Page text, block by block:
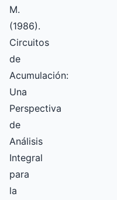
M.
(1986).
Circuitos
de
Acumulación:
Una
Perspectiva
de
Análisis
Integral
para
la